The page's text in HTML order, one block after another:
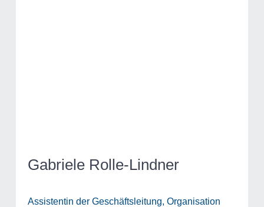
Gabriele Rolle-Lindner
Assistentin der Geschäftsleitung, Organisation